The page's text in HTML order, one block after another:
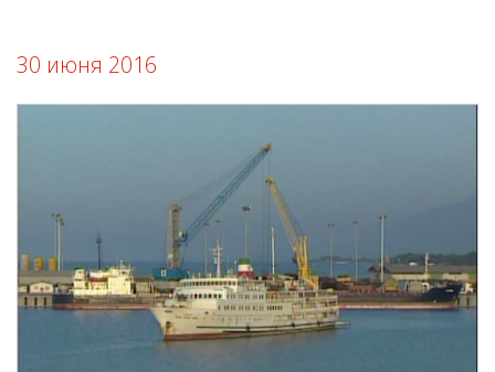
30 июня 2016